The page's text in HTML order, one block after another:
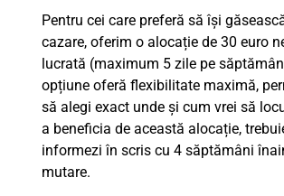
Pentru cei care preferă să își
cazare, oferim o alocație de 30 euro
lucrată (maximum 5 zile pe
opțiune oferă flexibilitate maximă,
să alegi exact unde și cum vrei să
a beneficia de această alocație,
informezi în scris cu 4 săptămâni
mutare.